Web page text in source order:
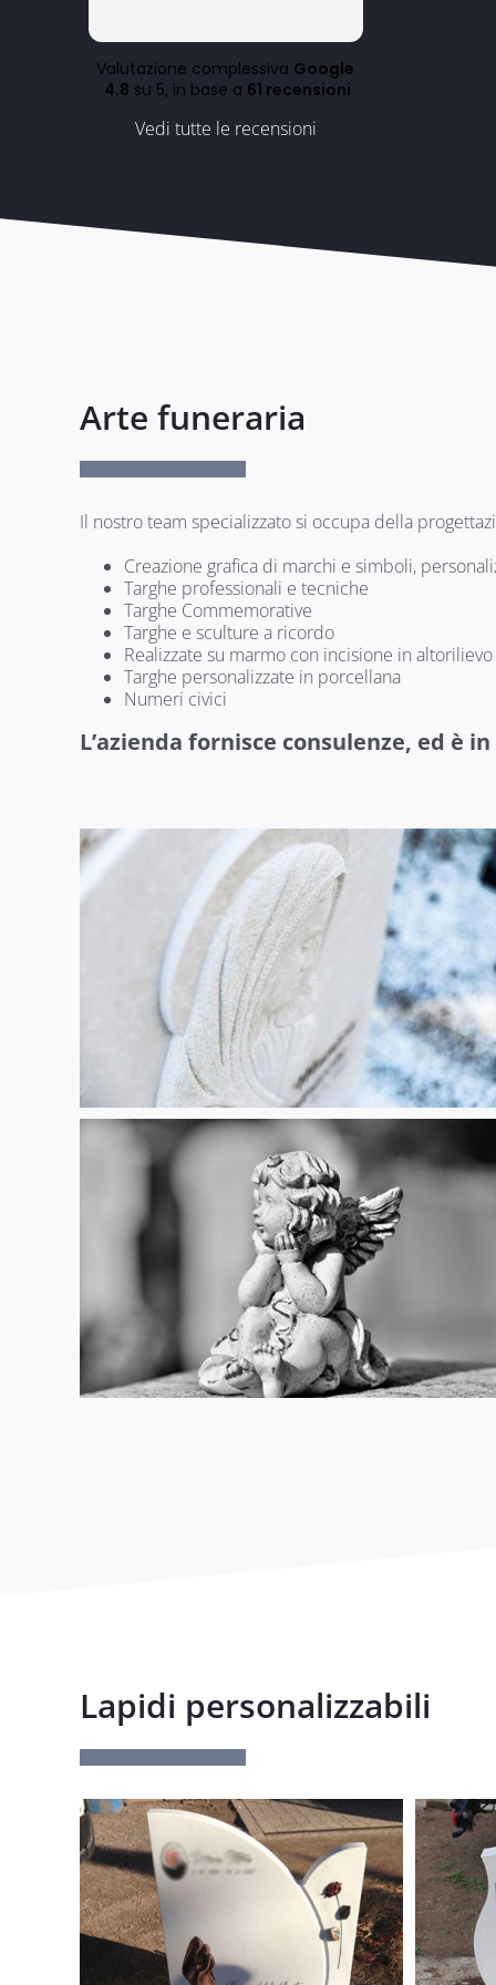
Valutazione complessiva Google
4.8 su 5, in base a 61 recensioni
Vedi tutte le recensioni
Arte funeraria
Il nostro team specializzato si occupa della
Creazione grafica di marchi e simboli,
Targhe professionali e tecniche
Targhe Commemorative
Targhe e sculture a ricordo
Realizzate su marmo con incisione in
Targhe personalizzate in porcellana
Numeri civici
L’azienda fornisce consulenze, ed è
Lapidi personalizzabili